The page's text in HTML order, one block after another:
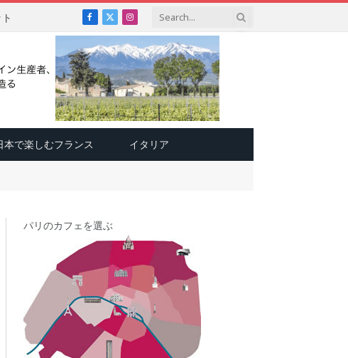
Facebook
X
(Twitter)
Instagram
本で楽しむフランス イタリア
パリのカフェを選ぶ